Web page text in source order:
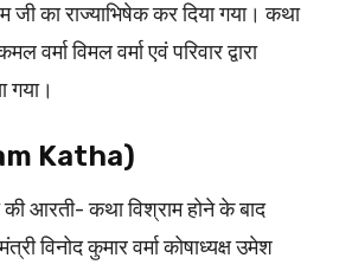
जी का राज्याभिषेक कर दिया गया। कथा
वर्मा विमल वर्मा एवं परिवार द्वारा
गया।
Katha)
की आरती- कथा विश्राम होने के बाद
विनोद कुमार वर्मा कोषाध्यक्ष उमेश